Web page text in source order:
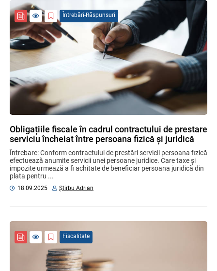
Întrebări-Răspunsuri
Obligațiile fiscale în cadrul contractului de prestare
serviciu încheiat între persoana fizică și juridică
Întrebare: Conform contractului de prestări servicii persoana fizică
efectuează anumite servicii unei persoane juridice. Care taxe și
impozite urmează a fi achitate de beneficiar persoana juridică din
plata pentru ...
18.09.2025 Știrbu Adrian
Fiscalitate